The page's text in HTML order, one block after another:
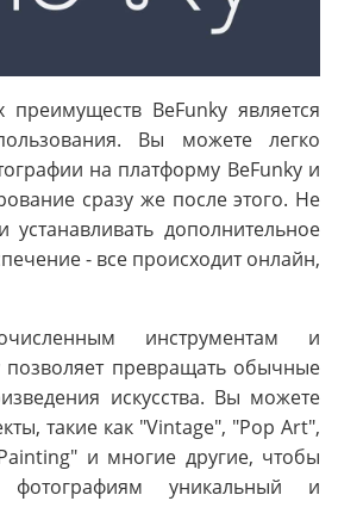
BeFunky является
Вы можете легко
на платформу BeFunky и
сразу же после этого. Не
устанавливать дополнительное
- все происходит онлайн,
инструментам и
позволяет превращать обычные
искусства. Вы можете
такие как "Vintage", "Pop Art",
и многие другие, чтобы
уникальный и